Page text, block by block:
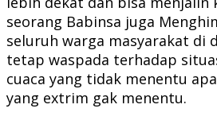
seorang Babinsa juga
seluruh warga masyarakat di
tetap waspada terhadap
cuaca yang tidak menentu
yang extrim gak menentu.